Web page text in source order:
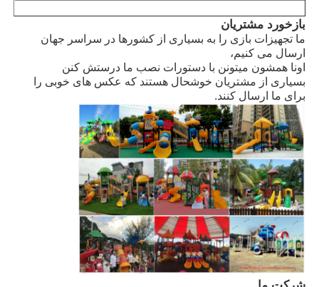
زمین بازی در فضای باز
اسلایدهای مخصوص زمین بازی
بچه ها با سوئیچ می چرخند
مجموعه کوچکی از زمین بازی
اسلاید آب بچه ها
آبگير مخصوص
بازخورد مشتریان
ما تجهیزات بازی را به بسیاری از کشورها در سراسر جهان
ارسال می کنیم،
اونا همشون ميتونن با دستورات نصب ما درستش کنن
بسیاری از مشتریان خوشحال هستند که عکس های خوبی را
برای ما ارسال کنند.